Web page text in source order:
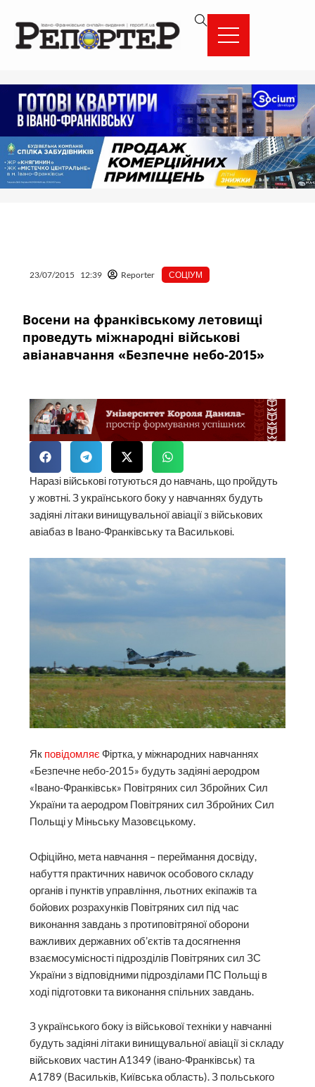
вмісту
23/07/2015 12:39 Reporter СОЦІУМ
Восени на франківському летовищі
проведуть міжнародні військові
авіанавчання «Безпечне небо-2015»
Наразі військові готуються до навчань, що пройдуть
у жовтні. З українського боку у навчаннях будуть
задіяні літаки винищувальної авіації з військових
авіабаз в Івано-Франківську та Василькові.
Як повідомляє Фіртка, у міжнародних навчаннях
«Безпечне небо-2015» будуть задіяні аеродром
«Івано-Франківськ» Повітряних сил Збройних Сил
України та аеродром Повітряних сил Збройних Сил
Польщі у Міньську Мазовєцькому.
Офіційно, мета навчання – переймання досвіду,
набуття практичних навичок особового складу
органів і пунктів управління, льотних екіпажів та
бойових розрахунків Повітряних cил під час
виконання завдань з протиповітряної оборони
важливих державних об’єктів та досягнення
взаємосумісності підрозділів Повітряних сил ЗС
України з відповідними підрозділами ПС Польщі в
ході підготовки та виконання спільних завдань.
З українського боку із військової техніки у навчанні
будуть задіяні літаки винищувальної авіації зі складу
військових частин А1349 (івано-Франківськ) та
А1789 (Васильків, Київська область). З польського